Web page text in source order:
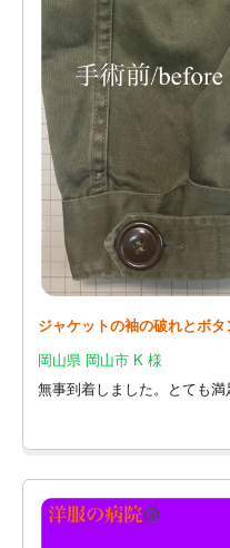
ジャケットの袖の破れとボ
岡山県 岡山市 K 様
無事到着しました。とても満